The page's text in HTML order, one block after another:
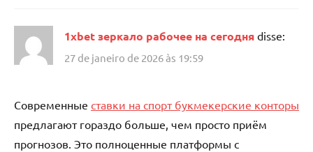
1xbet зеркало рабочее на сегодня disse:
27 de janeiro de 2026 às 19:59
Современные ставки на спорт букмекерские конторы
предлагают гораздо больше, чем просто приём
прогнозов. Это полноценные платформы с